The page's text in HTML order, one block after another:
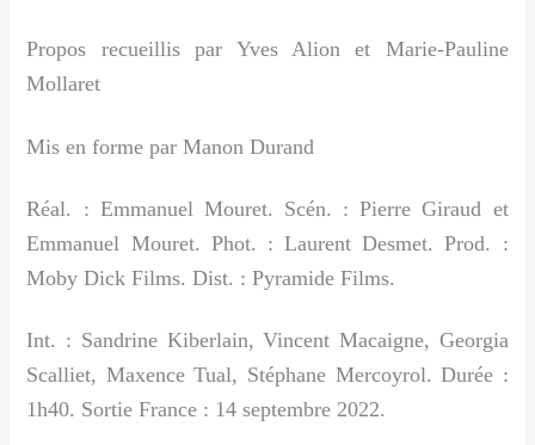
Propos recueillis par Yves Alion et Marie-Pauline
Mollaret
Mis en forme par Manon Durand
Réal. : Emmanuel Mouret. Scén. : Pierre Giraud et
Emmanuel Mouret. Phot. : Laurent Desmet. Prod. :
Moby Dick Films. Dist. : Pyramide Films.
Int. : Sandrine Kiberlain, Vincent Macaigne, Georgia
Scalliet, Maxence Tual, Stéphane Mercoyrol. Durée :
1h40. Sortie France : 14 septembre 2022.